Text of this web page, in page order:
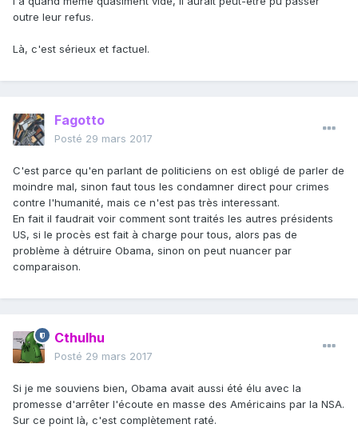
outre leur refus.
Là, c'est sérieux et factuel.
Fagotto
Posté 29 mars 2017
C'est parce qu'en parlant de politiciens on est obligé de parler de
moindre mal, sinon faut tous les condamner direct pour crimes
contre l'humanité, mais ce n'est pas très interessant.
En fait il faudrait voir comment sont traités les autres présidents
US, si le procès est fait à charge pour tous, alors pas de
problème à détruire Obama, sinon on peut nuancer par
comparaison.
Cthulhu
Posté 29 mars 2017
Si je me souviens bien, Obama avait aussi été élu avec la
promesse d'arrêter l'écoute en masse des Américains par la NSA.
Sur ce point là, c'est complètement raté.